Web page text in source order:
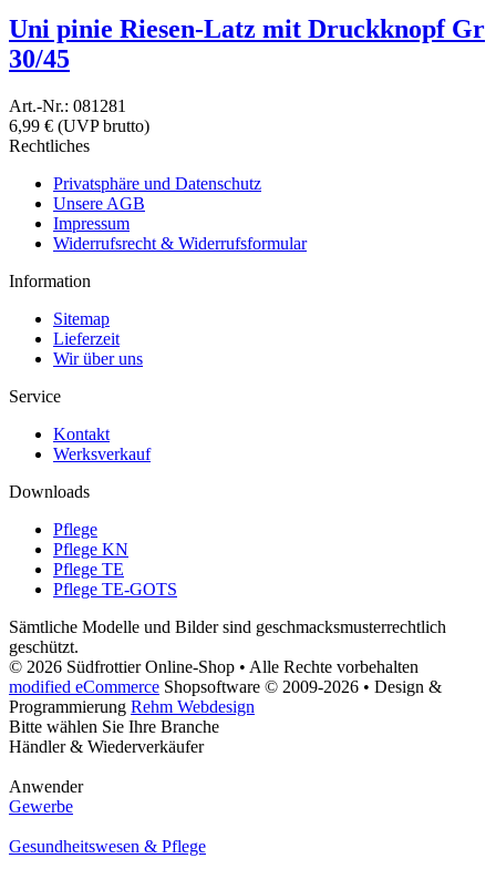
Uni pinie Riesen-Latz mit Druckknopf Gr
30/45
Art.-Nr.: 081281
6,99 € (UVP brutto)
Rechtliches
Privatsphäre und Datenschutz
Unsere AGB
Impressum
Widerrufsrecht & Widerrufsformular
Information
Sitemap
Lieferzeit
Wir über uns
Service
Kontakt
Werksverkauf
Downloads
Pflege
Pflege KN
Pflege TE
Pflege TE-GOTS
Sämtliche Modelle und Bilder sind geschmacksmusterrechtlich
geschützt.
© 2026 Südfrottier Online-Shop • Alle Rechte vorbehalten
modified eCommerce Shopsoftware © 2009-2026 • Design &
Programmierung Rehm Webdesign
Bitte wählen Sie Ihre Branche
Händler & Wiederverkäufer
Anwender
Gewerbe
Gesundheitswesen & Pflege